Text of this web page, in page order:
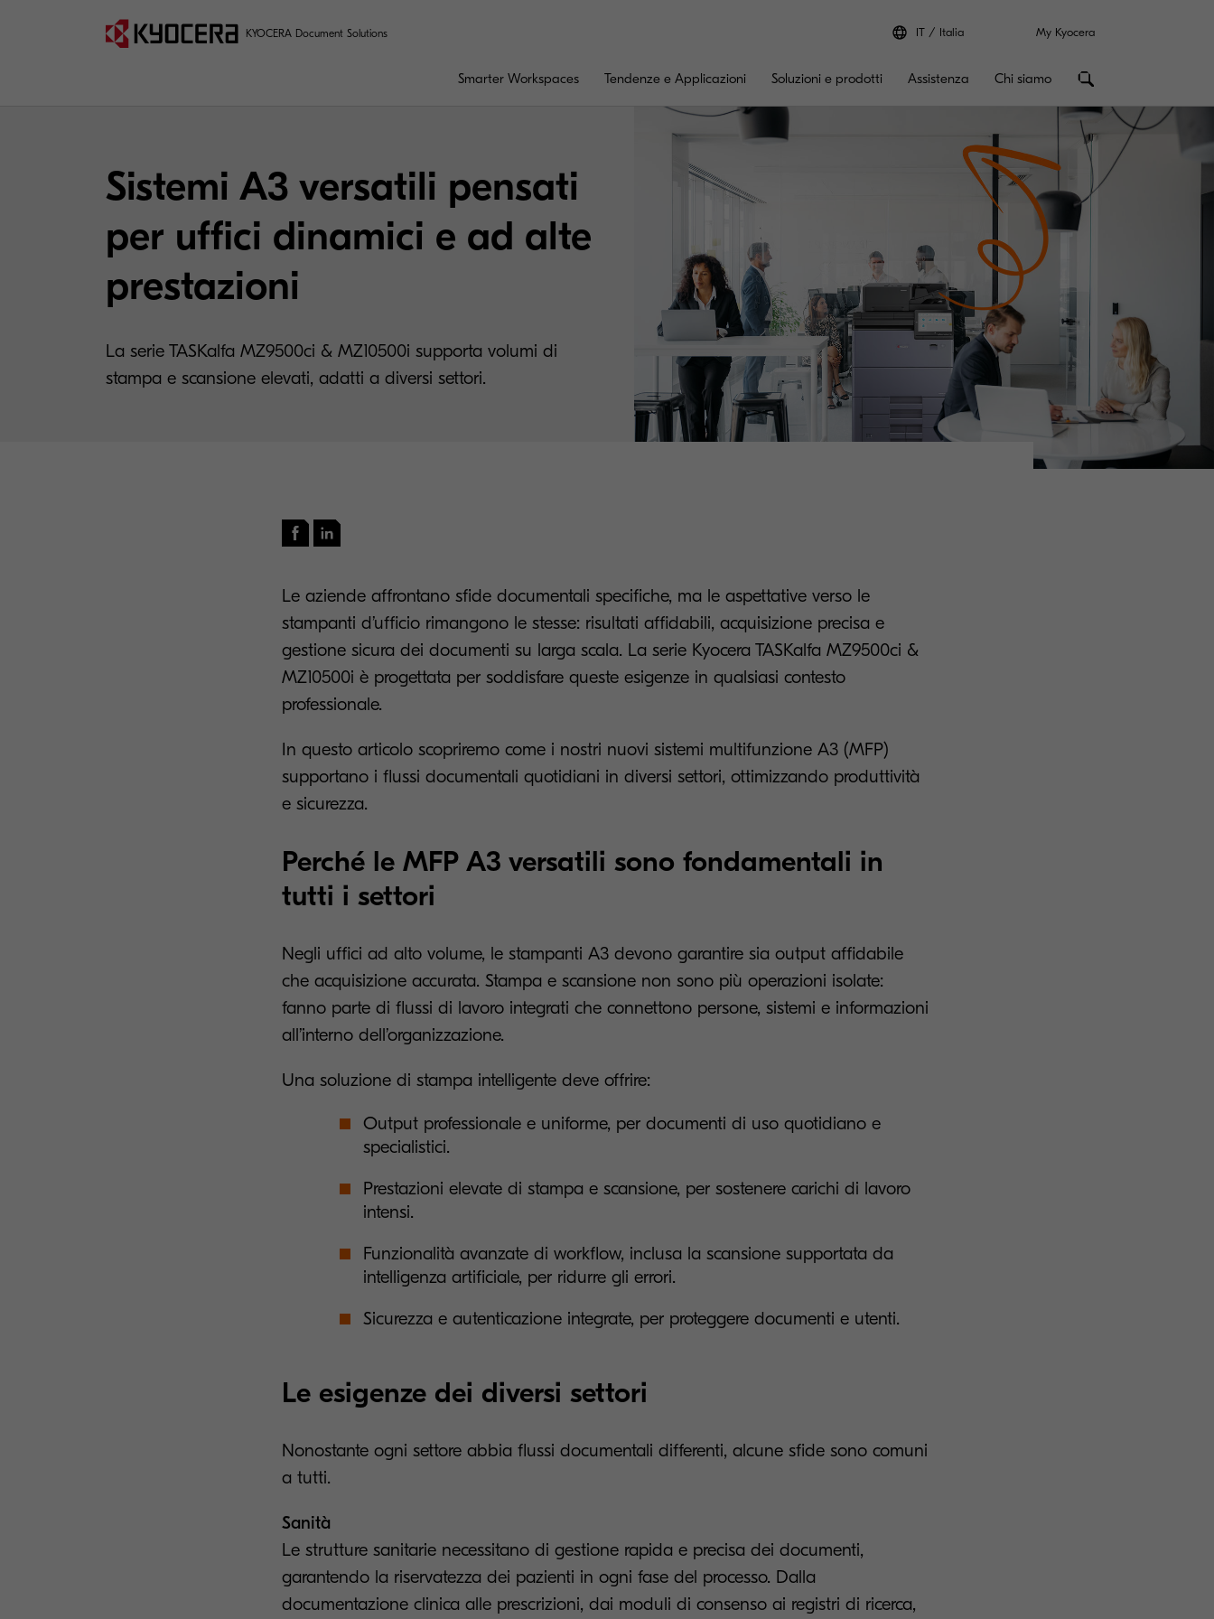
Prestazioni A3 ad alto volume | TASKalfa MZ9500ci & MZ10500i
KYOCERA Document Solutions IT Italia My Kyocera
Smarter Workspaces Tendenze e Applicazioni Soluzioni e prodotti Assistenza Chi siamo
Sistemi A3 versatili pensati
per uffici dinamici e ad alte
prestazioni
La serie TASKalfa MZ9500ci & MZ10500i supporta volumi di
stampa e scansione elevati, adatti a diversi settori.
Le aziende affrontano sfide documentali specifiche, ma le aspettative verso le
stampanti d’ufficio rimangono le stesse: risultati affidabili, acquisizione precisa e
gestione sicura dei documenti su larga scala. La serie Kyocera TASKalfa MZ9500ci &
MZ10500i è progettata per soddisfare queste esigenze in qualsiasi contesto
professionale.
In questo articolo scopriremo come i nostri nuovi sistemi multifunzione A3 (MFP)
supportano i flussi documentali quotidiani in diversi settori, ottimizzando produttività
e sicurezza.
Perché le MFP A3 versatili sono fondamentali in
tutti i settori
Negli uffici ad alto volume, le stampanti A3 devono garantire sia output affidabile
che acquisizione accurata. Stampa e scansione non sono più operazioni isolate:
fanno parte di flussi di lavoro integrati che connettono persone, sistemi e informazioni
all’interno dell’organizzazione.
Una soluzione di stampa intelligente deve offrire:
Output professionale e uniforme, per documenti di uso quotidiano e
specialistici.
Prestazioni elevate di stampa e scansione, per sostenere carichi di lavoro
intensi.
Funzionalità avanzate di workflow, inclusa la scansione supportata da
intelligenza artificiale, per ridurre gli errori.
Sicurezza e autenticazione integrate, per proteggere documenti e utenti.
Le esigenze dei diversi settori
Nonostante ogni settore abbia flussi documentali differenti, alcune sfide sono comuni
a tutti.
Sanità
Le strutture sanitarie necessitano di gestione rapida e precisa dei documenti,
garantendo la riservatezza dei pazienti in ogni fase del processo. Dalla
documentazione clinica alle prescrizioni, dai moduli di consenso ai registri di ricerca,